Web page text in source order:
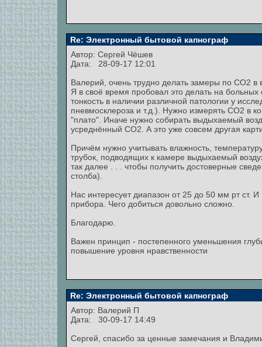
Re: Электронный бытовой капнограф
Автор: Сергей Чёшев
Дата: 28-09-17 12:01
Валерий, очень трудно делать замеры по СО2 в
Я в своё время пробовал это делать на
тонкость в наличии различной патологии у
пневмосклероза и т.д.). Нужно измерять СО2 в
"плато". Иначе нужно собирать выдыхаемый
усреднённый СО2. А это уже совсем другая
Причём нужно учитывать влажность,
трубок, подводящих к камере выдыхаемый
так далее . . . чтобы получить достоверные
столба).
Нас интересует диапазон от 25 до 50 мм рт ст.
прибора. Чего добиться довольно сложно.
Благодарю.
Важен принцип - постепенного уменьшения
повышение уровня нравственности
Re: Электронный бытовой капнограф
Автор: Валерий П
Дата: 30-09-17 14:49
Сергей, спасибо за ценные замечания и